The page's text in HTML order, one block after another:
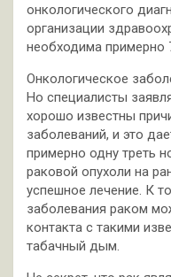
онкологического
организации
необходима примерно
Онкологическое
Но специалисты
хорошо известны
заболеваний, и это
примерно одну треть
раковой опухоли на
успешное лечение. К
заболевания раком
контакта с такими
табачный дым.